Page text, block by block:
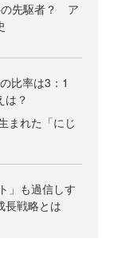
の先駆者？ ア
比率は3：1
は？
まれた「にじ
」も過信しす
戦略とは